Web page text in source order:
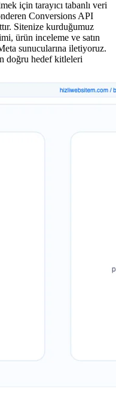
için tarayıcı tabanlı veri
Conversions API
Sitenize kurduğumuz
ürün inceleme ve satın
sunucularına iletiyoruz.
doğru hedef kitleleri